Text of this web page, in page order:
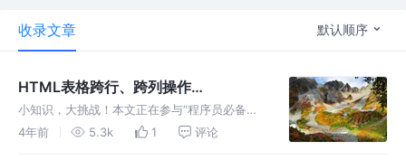
收录文章 默认顺序
HTML表格跨行、跨列操作
(rowspan、colspan)
小知识，大挑战！本文正在参与“程序员必备小
知识”创作活动。 在做商品sku时候看到合并行
4年前 5.3k 1 评论